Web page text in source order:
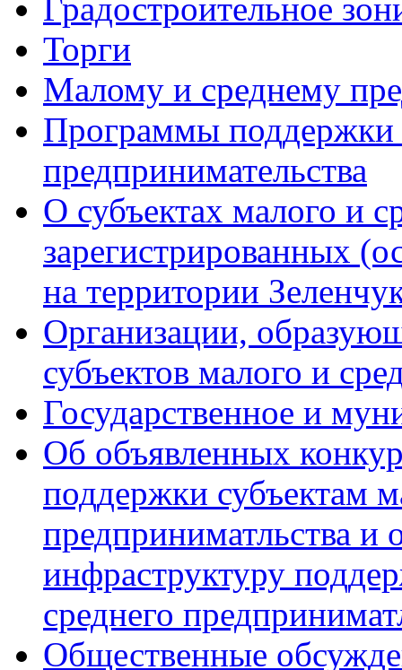
Градостроительное
Торги
Малому и среднему
Программы поддержки
предпринимательства
О субъектах малого и
зарегистрированных
на территории
Организации,
субъектов малого и
Государственное и
Об объявленных
поддержки субъектам
предприниматльства
инфраструктуру
среднего
Общественные